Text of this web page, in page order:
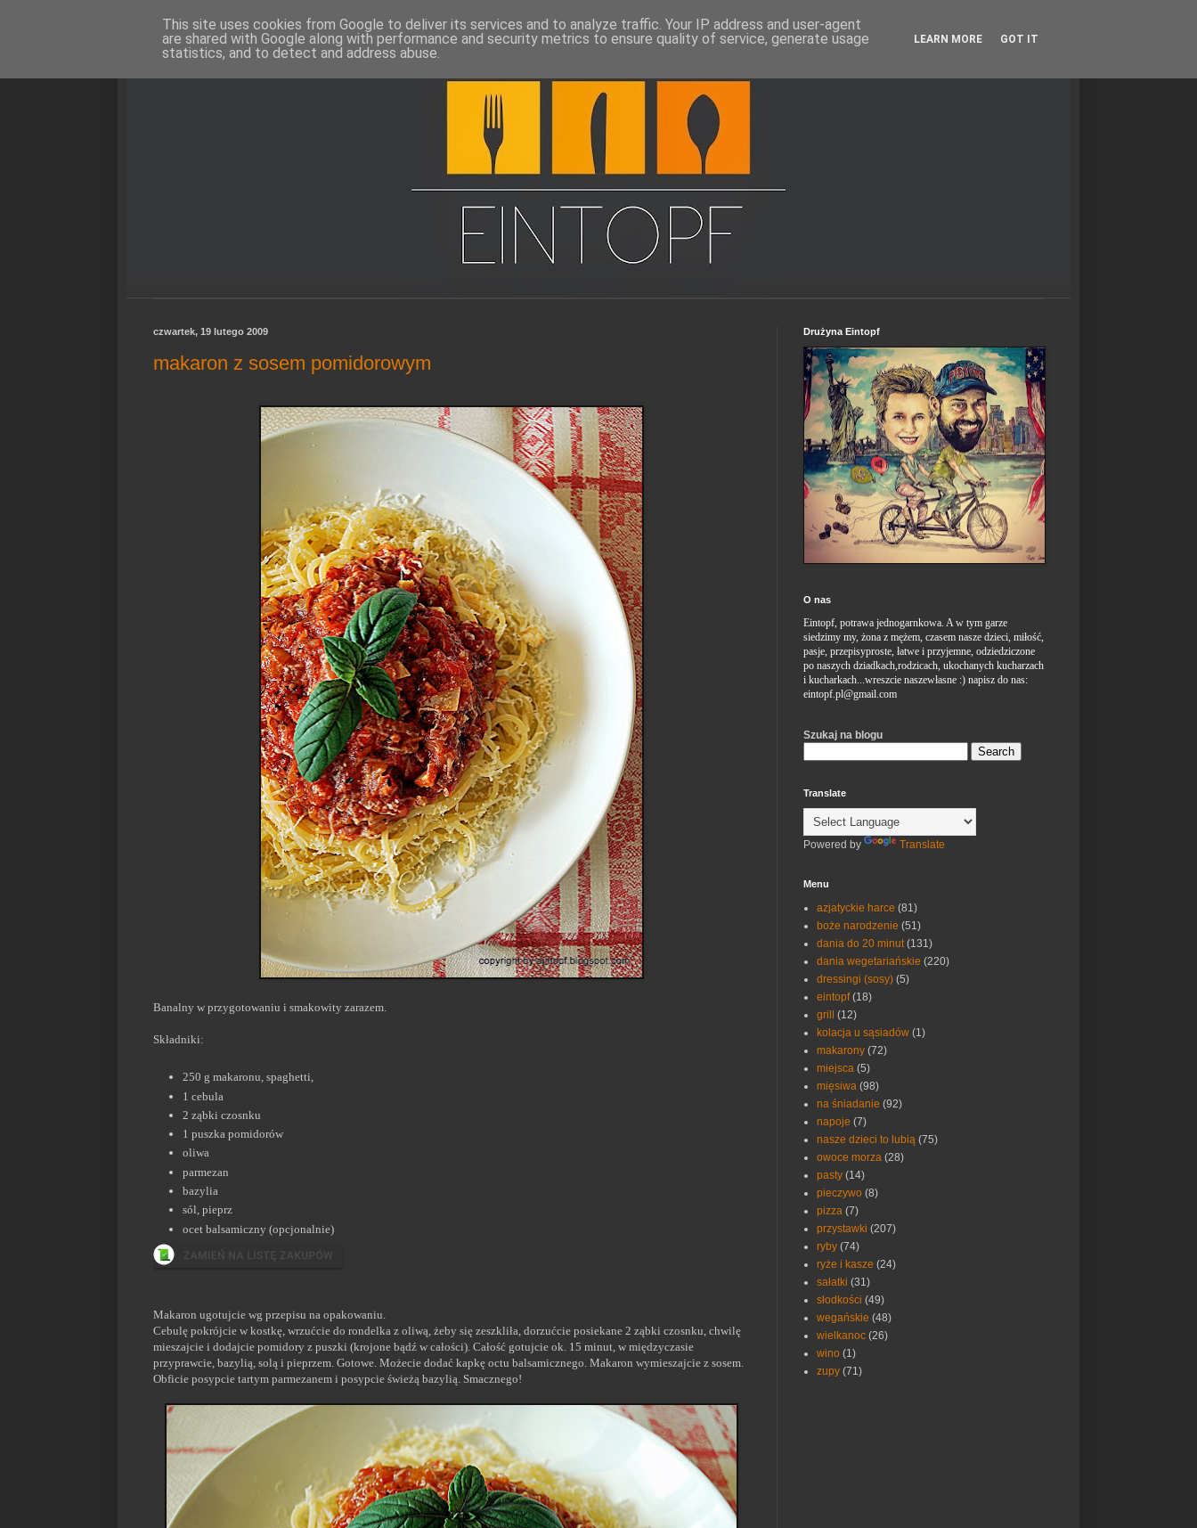
czwartek, 19 lutego 2009
makaron z sosem pomidorowym
Banalny w przygotowaniu i smakowity zarazem.
Składniki:
250 g makaronu, spaghetti,
1 cebula
2 ząbki czosnku
1 puszka pomidorów
oliwa
parmezan
bazylia
sól, pieprz
ocet balsamiczny (opcjonalnie)
Makaron ugotujcie wg przepisu na opakowaniu.
Cebulę pokrójcie w kostkę, wrzućcie do rondelka z oliwą, żeby się zeszkliła, dorzućcie posiekane 2 ząbki czosnku, chwilę
mieszajcie i dodajcie pomidory z puszki (krojone bądź w całości). Całość gotujcie ok. 15 minut, w międzyczasie
przyprawcie, bazylią, solą i pieprzem. Gotowe. Możecie dodać kapkę octu balsamicznego. Makaron wymieszajcie z sosem.
Obficie posypcie tartym parmezanem i posypcie świeżą bazylią. Smacznego!
Drużyna Eintopf
O nas
Eintopf, potrawa jednogarnkowa. A w tym garze
siedzimy my, żona z mężem, czasem nasze dzieci, miłość,
pasje, przepisyproste, łatwe i przyjemne, odziedziczone
po naszych dziadkach,rodzicach, ukochanych kucharzach
i kucharkach...wreszcie naszewłasne :) napisz do nas:
eintopf.pl@gmail.com
Szukaj na blogu
Translate
Powered by Translate
Menu
azjatyckie harce (81)
boże narodzenie (51)
dania do 20 minut (131)
dania wegetariańskie (220)
dressingi (sosy) (5)
eintopf (18)
grill
(12)
kolacja u sąsiadów (1)
makarony (72)
miejsca (5)
mięsiwa (98)
na śniadanie (92)
napoje (7)
nasze dzieci to lubią (75)
owoce morza (28)
pasty (14)
pieczywo (8)
pizza (7)
przystawki (207)
ryby (74)
ryże i kasze (24)
sałatki (31)
słodkości (49)
wegańskie (48)
wielkanoc (26)
wino (1)
zupy (71)
This site uses cookies from Google to deliver its services and to analyze traffic. Your IP address and user-agent
are shared with Google along with performance and security metrics to ensure quality of service, generate usage
statistics, and to detect and address abuse.
LEARN MORE GOT IT